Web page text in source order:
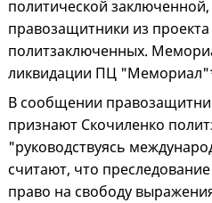
политической
правозащитники из
политзаключенных.
ликвидации ПЦ
В сообщении
признают Скочиленко
"руководствуясь
считают, что
право на свободу